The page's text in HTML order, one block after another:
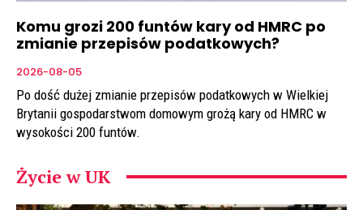
Komu grozi 200 funtów kary od HMRC po
zmianie przepisów podatkowych?
2026-08-05
Po dość dużej zmianie przepisów podatkowych w Wielkiej
Brytanii gospodarstwom domowym grożą kary od HMRC w
wysokości 200 funtów.
Życie w UK